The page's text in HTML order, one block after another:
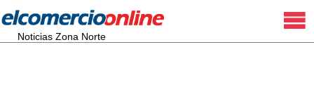
Noticias Zona Norte